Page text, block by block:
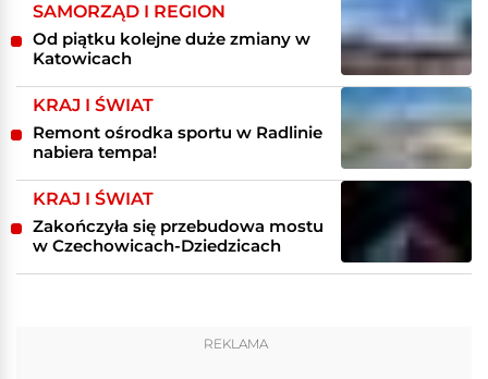
SAMORZĄD I REGION
Od piątku kolejne duże zmiany w
Katowicach
KRAJ I ŚWIAT
Remont ośrodka sportu w Radlinie
nabiera tempa!
KRAJ I ŚWIAT
Zakończyła się przebudowa mostu
w Czechowicach-Dziedzicach
REKLAMA